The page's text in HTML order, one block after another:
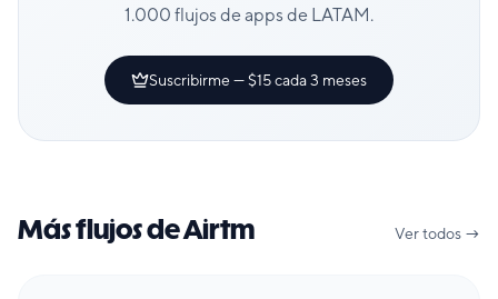
1.000 flujos de apps de LATAM.
Suscribirme — $15 cada 3 meses
Más flujos de Airtm Ver todos →